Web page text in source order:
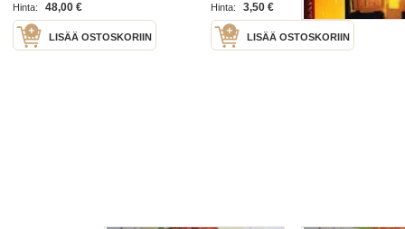
Hinta: 48,00 €
LISÄÄ OSTOSKORIIN
Hinta:
3,50 €
LISÄÄ OSTOSKORIIN